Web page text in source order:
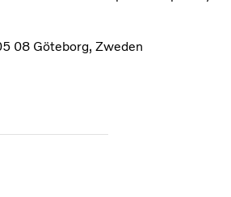
08 Göteborg, Zweden